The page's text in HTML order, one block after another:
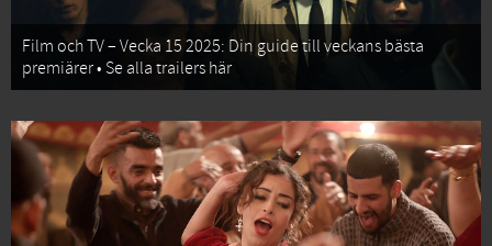
Film och TV – Vecka 15 2025: Din guide till veckans bästa
premiärer • Se alla trailers här